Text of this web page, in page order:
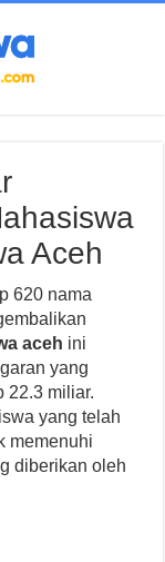
Aceh
620 nama
aceh ini
yang
22.3 miliar.
yang telah
memenuhi
diberikan oleh